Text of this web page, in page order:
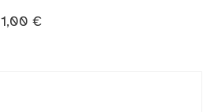
1,00 €